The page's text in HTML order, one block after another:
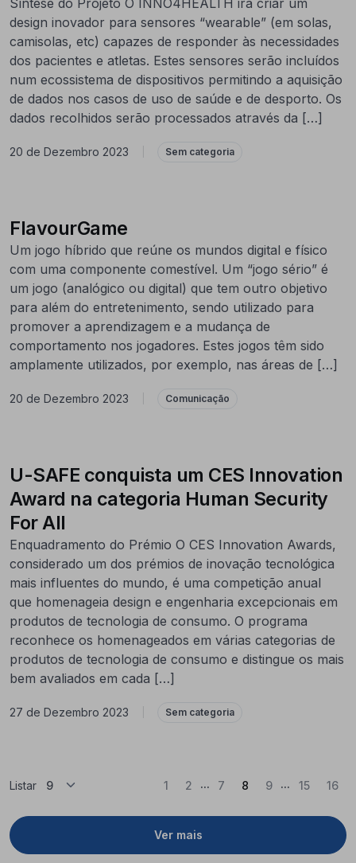
design inovador para sensores “wearable” (em solas,
camisolas, etc) capazes de responder às necessidades
dos pacientes e atletas. Estes sensores serão incluídos
num ecossistema de dispositivos permitindo a aquisição
de dados nos casos de uso de saúde e de desporto. Os
dados recolhidos serão processados através da […]
20 de Dezembro 2023 Sem categoria
FlavourGame
Um jogo híbrido que reúne os mundos digital e físico
com uma componente comestível. Um “jogo sério” é
um jogo (analógico ou digital) que tem outro objetivo
para além do entretenimento, sendo utilizado para
promover a aprendizagem e a mudança de
comportamento nos jogadores. Estes jogos têm sido
amplamente utilizados, por exemplo, nas áreas de […]
20 de Dezembro 2023 Comunicação
U-SAFE conquista um CES Innovation
Award na categoria Human Security
For All
Enquadramento do Prémio O CES Innovation Awards,
considerado um dos prémios de inovação tecnológica
mais influentes do mundo, é uma competição anual
que homenageia design e engenharia excepcionais em
produtos de tecnologia de consumo. O programa
reconhece os homenageados em várias categorias de
produtos de tecnologia de consumo e distingue os mais
bem avaliados em cada […]
27 de Dezembro 2023 Sem categoria
Listar
Ver mais
1 2 ... 7 8 (Atual)
9 ... 15 16